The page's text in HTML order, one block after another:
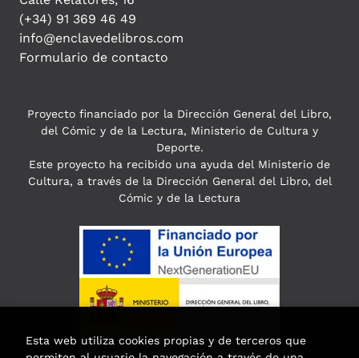
(+34) 91 369 46 49
info@enclavedelibros.com
Formulario de contacto
Proyecto financiado por la Dirección General del Libro,
del Cómic y de la Lectura, Ministerio de Cultura y
Deporte.
Este proyecto ha recibido una ayuda del Ministerio de
Cultura, a través de la Dirección General del Libro, del
Cómic y de la Lectura
Esta web utiliza cookies propias y de terceros que